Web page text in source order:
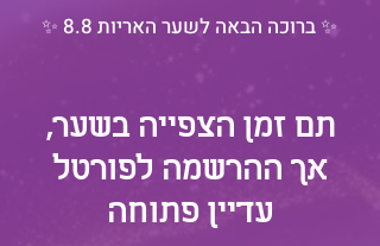
✨ ברוכה הבאה לשער האריות 8.8 ✨
תם זמן הצפייה בשער,
אך ההרשמה לפורטל
עדיין פתוחה